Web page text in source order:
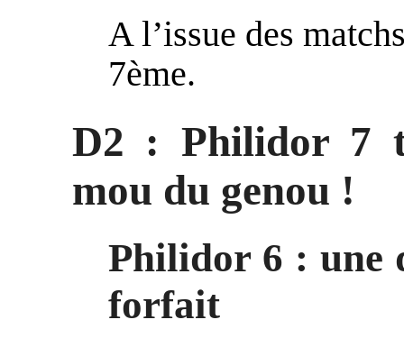
A l’issue des
7ème.
D2 : Philidor 7
mou du genou !
Philidor 6 : une
forfait